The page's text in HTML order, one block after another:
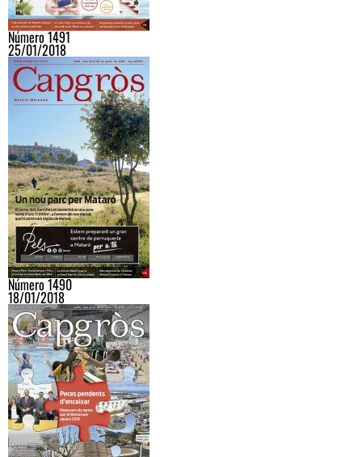
Número 1491
25/01/2018
Número 1490
18/01/2018